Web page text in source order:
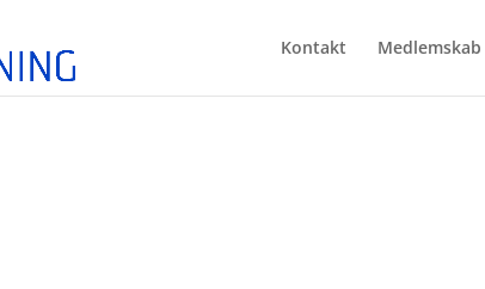
Kontakt Medlemskab